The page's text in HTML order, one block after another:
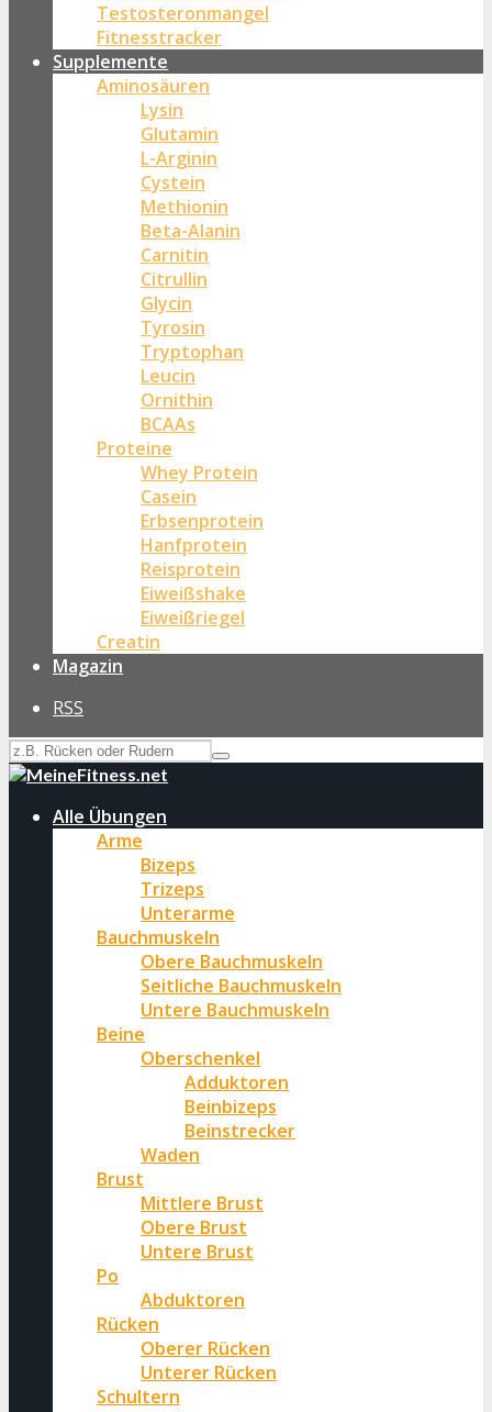
Testosteronmangel
Fitnesstracker
Supplemente
Aminosäuren
Lysin
Glutamin
L-Arginin
Cystein
Methionin
Beta-Alanin
Carnitin
Citrullin
Glycin
Tyrosin
Tryptophan
Leucin
Ornithin
BCAAs
Proteine
Whey Protein
Casein
Erbsenprotein
Hanfprotein
Reisprotein
Eiweißshake
Eiweißriegel
Creatin
Magazin
RSS
Alle Übungen
Arme
Bizeps
Trizeps
Unterarme
Bauchmuskeln
Obere Bauchmuskeln
Seitliche Bauchmuskeln
Untere Bauchmuskeln
Beine
Oberschenkel
Adduktoren
Beinbizeps
Beinstrecker
Waden
Brust
Mittlere Brust
Obere Brust
Untere Brust
Po
Abduktoren
Rücken
Oberer Rücken
Unterer Rücken
Schultern